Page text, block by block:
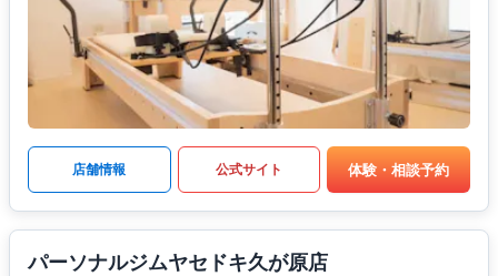
店舗情報 公式サイト 体験・相談予約
パーソナルジムヤセドキ久が原店